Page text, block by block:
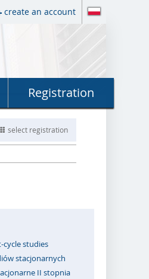
create an account
Registration
select registration
cycle studies
stacjonarnych
II stopnia